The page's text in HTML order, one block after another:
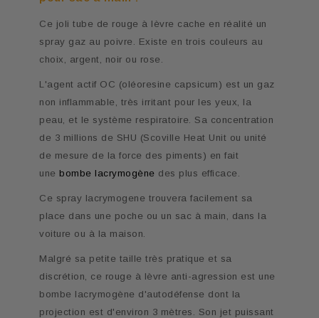
Ce joli tube de rouge à lèvre cache en réalité un
spray gaz au poivre. Existe en trois couleurs au
choix, argent, noir ou rose.
L'agent actif OC (oléoresine capsicum) est un gaz
non inflammable, très irritant pour les yeux, la
peau, et le système respiratoire. Sa concentration
de 3 millions de SHU (Scoville Heat Unit ou unité
de mesure de la force des piments) en fait
une bombe lacrymogène des plus efficace.
Ce spray lacrymogene trouvera facilement sa
place dans une poche ou un sac à main, dans la
voiture ou à la maison.
Malgré sa petite taille très pratique et sa
discrétion, ce rouge à lèvre anti-agression est une
bombe lacrymogène d'autodéfense dont la
projection est d'environ 3 mètres. Son jet puissant